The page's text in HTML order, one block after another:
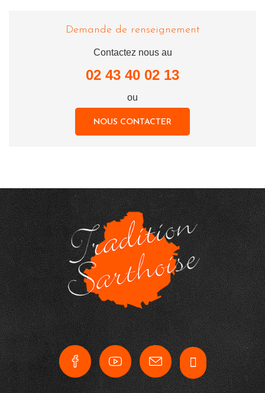
Demande de renseignement
Contactez nous au
02 43 40 02 13
ou
NOUS CONTACTER